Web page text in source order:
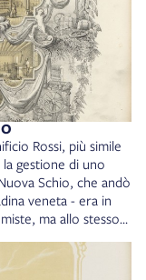
Rossi, più simile
gestione di uno
Schio, che andò
veneta - era in
ma allo stesso
paternalistico e